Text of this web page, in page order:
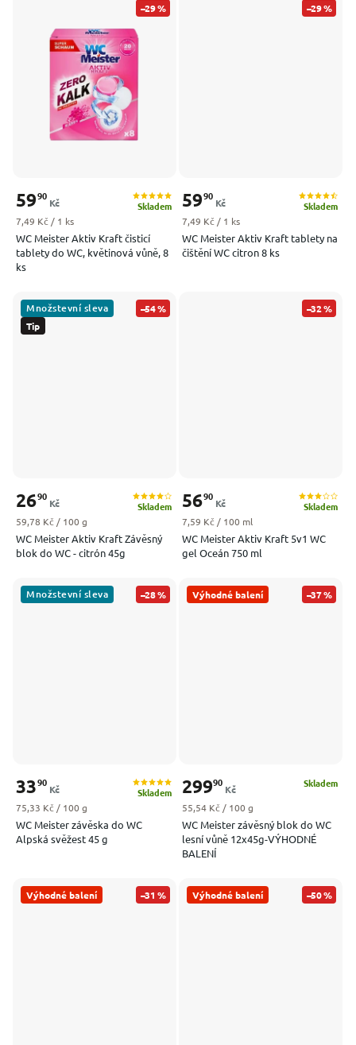
–29 %
WC Meister Aktiv Kraft čisticí
tablety do WC, květinová vůně, 8
ks
Skladem
5990
Kč
Měrná cena:
7,49 Kč / 1 ks
–29 %
WC Meister Aktiv Kraft tablety na
čištění WC citron 8 ks
Skladem
5990
Kč
Měrná cena:
7,49 Kč / 1 ks
Tip
Množstevní sleva –54 %
WC Meister Aktiv Kraft Závěsný
blok do WC - citrón 45g
Skladem
2690
Kč
Měrná cena:
59,78 Kč / 100 g
–32 %
WC Meister Aktiv Kraft 5v1 WC
gel Oceán 750 ml
Skladem
5690
Kč
Měrná cena:
7,59 Kč / 100 ml
Množstevní sleva –28 %
WC Meister závěska do WC
Alpská svěžest 45 g
Skladem
3390
Kč
Měrná cena:
75,33 Kč / 100 g
Výhodné balení –37 %
WC Meister závěsný blok do WC
lesní vůně 12x45g-VÝHODNÉ
BALENÍ
Skladem
29990
Kč
Měrná cena:
55,54 Kč / 100 g
Výhodné balení –31 % Výhodné balení –50 %